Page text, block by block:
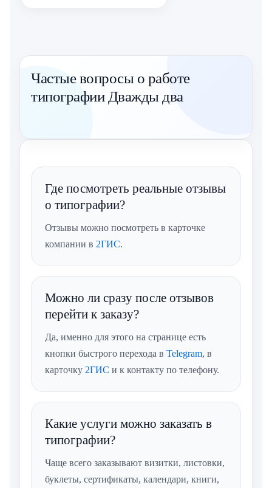
Частые вопросы о работе
типографии Дважды два
Где посмотреть реальные отзывы
о типографии?
Отзывы можно посмотреть в карточке
компании в 2ГИС.
Можно ли сразу после отзывов
перейти к заказу?
Да, именно для этого на странице есть
кнопки быстрого перехода в Telegram, в
карточку 2ГИС и к контакту по телефону.
Какие услуги можно заказать в
типографии?
Чаще всего заказывают визитки, листовки,
буклеты, сертификаты, календари, книги,